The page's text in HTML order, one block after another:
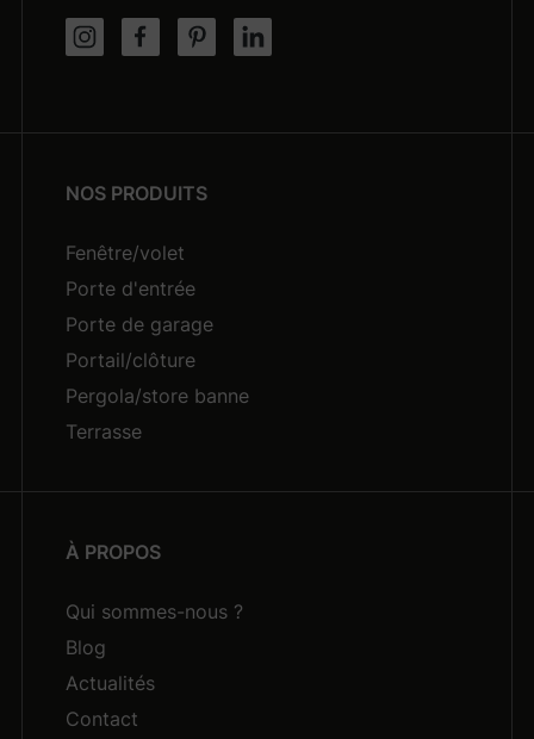
NOS PRODUITS
Fenêtre/volet
Porte d'entrée
Porte de garage
Portail/clôture
Pergola/store banne
Terrasse
À PROPOS
Qui sommes-nous ?
Blog
Actualités
Contact